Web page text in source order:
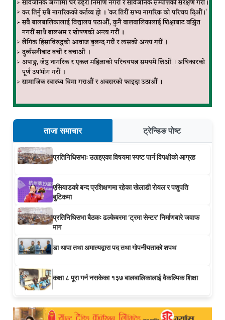
ताजा समाचार ट्रेन्डिङ पोष्ट
प्रतिनिधिसभाः उठाइएका विषयमा स्पष्ट पार्न विपक्षीको आग्रह
एसियाडको बन्द प्रशिक्षणमा रहेका खेलाडी रोयल र पशुपति
बुटिकमा
प्रतिनिधिसभा बैठकः ढल्केबरमा ‘ट्रमा सेन्टर’ निर्माणबारे जवाफ
माग
डा थापा तथा अमात्यद्वारा पद तथा गोपनीयताको शपथ
कक्षा ८ पूरा गर्न नसकेका १३७ बालबालिकालाई वैकल्पिक शिक्षा